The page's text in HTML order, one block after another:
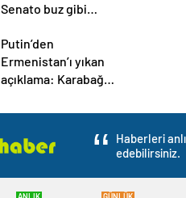
Senato buz gibi…
Putin’den
Ermenistan’ı yıkan
açıklama: Karabağ
ayrılmaz bir
Haberleri
edebilirsiniz.